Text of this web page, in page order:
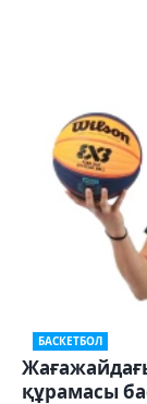
БАСКЕТБОЛ
құрамасы